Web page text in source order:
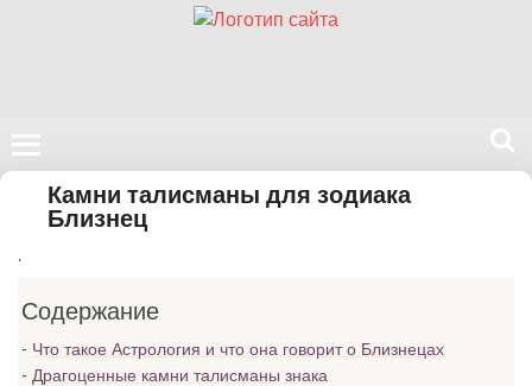
Поиск
сайте
Камни талисманы для зодиака
Близнец
.
Содержание
Что такое Астрология и что она говорит о Близнецах
Драгоценные камни талисманы знака